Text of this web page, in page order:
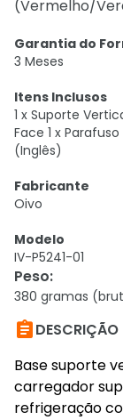
(Vermelho/
Garantia do
3 Meses
Itens Inclusos
1 x Suporte
Face 1 x
(Inglês)
Fabricante
Oivo
Modelo
IV-P5241-01
Peso:
380 gramas

Base suporte
carregador
refrigeração